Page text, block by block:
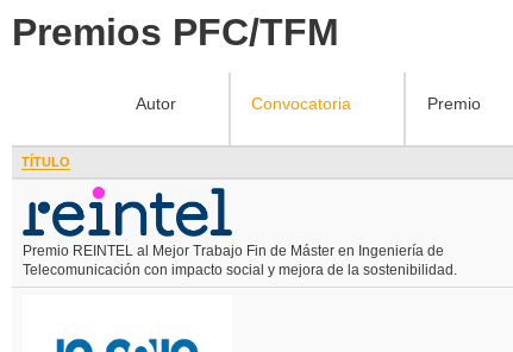
Premios PFC/TFM
Autor Convocatoria Premio
TÍTULO
Premio REINTEL al Mejor Trabajo Fin de Máster en Ingeniería de
Telecomunicación con impacto social y mejora de la sostenibilidad.